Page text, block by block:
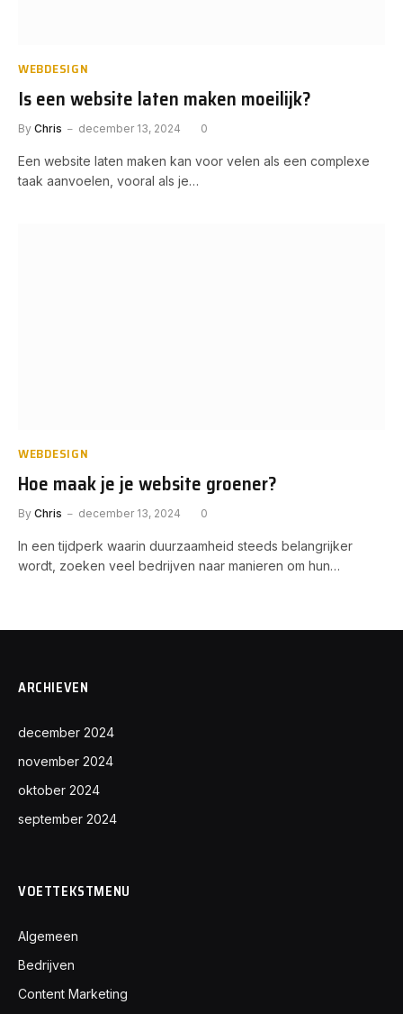
WEBDESIGN
Is een website laten maken moeilijk?
By Chris december 13, 2024 0
Een website laten maken kan voor velen als een complexe
taak aanvoelen, vooral als je…
WEBDESIGN
Hoe maak je je website groener?
By Chris december 13, 2024 0
In een tijdperk waarin duurzaamheid steeds belangrijker
wordt, zoeken veel bedrijven naar manieren om hun…
ARCHIEVEN
december 2024
november 2024
oktober 2024
september 2024
VOETTEKSTMENU
Algemeen
Bedrijven
Content Marketing